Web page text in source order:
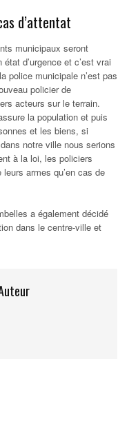
d’attentat
municipaux seront
d’urgence et c’est vrai
police municipale n’est pas
policier de
acteurs sur le terrain.
la population et puis
et les biens, si
notre ville nous serions
à la loi, les policiers
armes qu’en cas de
a également décidé
dans le centre-ville et